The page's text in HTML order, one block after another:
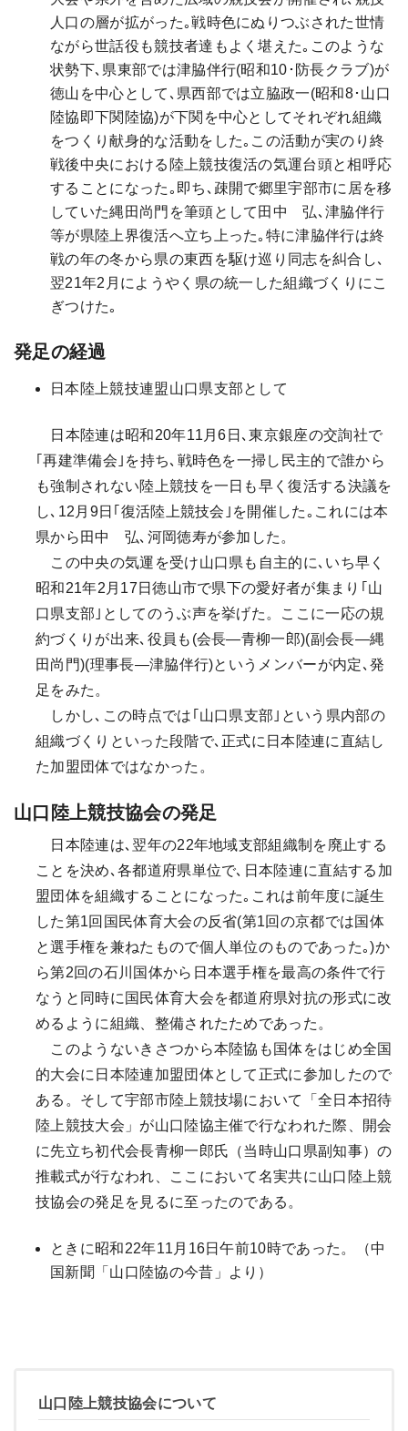
人口の層が拡がった｡戦時色にぬりつぶされた世情
ながら世話役も競技者達もよく堪えた｡このような
状勢下､県東部では津脇伴行(昭和10･防長クラブ)が
徳山を中心として､県西部では立脇政一(昭和8･山口
陸協即下関陸協)が下関を中心としてそれぞれ組織
をつくり献身的な活動をした｡この活動が実のり終
戦後中央における陸上競技復活の気運台頭と相呼応
することになった｡即ち､疎開で郷里宇部市に居を移
していた縄田尚門を筆頭として田中 弘､津脇伴行
等が県陸上界復活へ立ち上った｡特に津脇伴行は終
戦の年の冬から県の東西を駆け巡り同志を糾合し､
翌21年2月にようやく県の統一した組織づくりにこ
ぎつけた｡
発足の経過
日本陸上競技連盟山口県支部として
日本陸連は昭和20年11月6日､東京銀座の交詢社で
｢再建準備会｣を持ち､戦時色を一掃し民主的で誰から
も強制されない陸上競技を一日も早く復活する決議を
し､12月9日｢復活陸上競技会｣を開催した｡これには本
県から田中 弘､河岡徳寿が参加した。
この中央の気運を受け山口県も自主的に､いち早く
昭和21年2月17日徳山市で県下の愛好者が集まり｢山
口県支部｣としてのうぶ声を挙げた。ここに一応の規
約づくりが出来､役員も(会長―青柳一郎)(副会長―縄
田尚門)(理事長―津脇伴行)というメンバーが内定､発
足をみた。
しかし､この時点では｢山口県支部｣という県内部の
組織づくりといった段階で､正式に日本陸連に直結し
た加盟団体ではなかった。
山口陸上競技協会の発足
日本陸連は､翌年の22年地域支部組織制を廃止する
ことを決め､各都道府県単位で､日本陸連に直結する加
盟団体を組織することになった｡これは前年度に誕生
した第1回国民体育大会の反省(第1回の京都では国体
と選手権を兼ねたもので個人単位のものであった｡)か
ら第2回の石川国体から日本選手権を最高の条件で行
なうと同時に国民体育大会を都道府県対抗の形式に改
めるように組織、整備されたためであった。
このようないきさつから本陸協も国体をはじめ全国
的大会に日本陸連加盟団体として正式に参加したので
ある。そして宇部市陸上競技場において「全日本招待
陸上競技大会」が山口陸協主催で行なわれた際、開会
に先立ち初代会長青柳一郎氏（当時山口県副知事）の
推載式が行なわれ、ここにおいて名実共に山口陸上競
技協会の発足を見るに至ったのである。
ときに昭和22年11月16日午前10時であった。（中
国新聞「山口陸協の今昔」より）
山口陸上競技協会について